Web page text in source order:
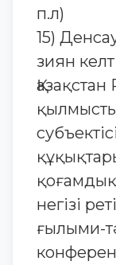
п.л)
15)
зиян
қоғамдық
негізі
ғылыми-